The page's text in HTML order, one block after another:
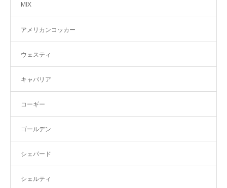
MIX
アメリカンコッカー
ウェスティ
キャバリア
コーギー
ゴールデン
シェパード
シェルティ